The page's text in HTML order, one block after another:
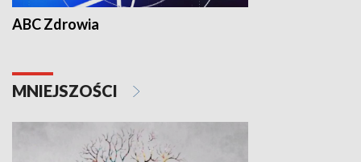
ABC Zdrowia
MNIEJSZOŚCI